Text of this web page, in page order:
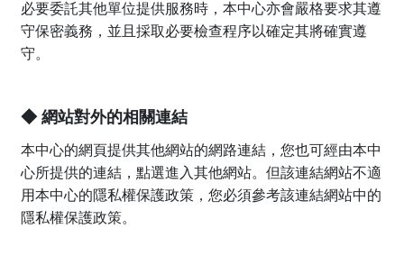
必要委託其他單位提供服務時，本中心亦會嚴格要求其遵
守保密義務，並且採取必要檢查程序以確定其將確實遵
守。
◆ 網站對外的相關連結
本中心的網頁提供其他網站的網路連結，您也可經由本中
心所提供的連結，點選進入其他網站。但該連結網站不適
用本中心的隱私權保護政策，您必須參考該連結網站中的
隱私權保護政策。